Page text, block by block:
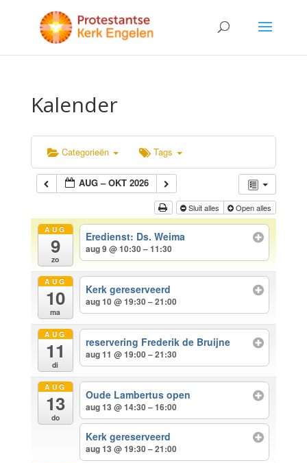
Kalender
Categorieën Tags
AUG – OKT 2026
Sluit alles Open alles
AUG
9
zo
Eredienst: Ds. Weima
aug 9 @ 10:30 – 11:30
AUG
10
ma
Kerk gereserveerd
aug 10 @ 19:30 – 21:00
AUG
11
di
reservering Frederik de Bruijne
aug 11 @ 19:00 – 21:30
AUG
13
do
Oude Lambertus open
aug 13 @ 14:30 – 16:00
Kerk gereserveerd
aug 13 @ 19:30 – 21:00